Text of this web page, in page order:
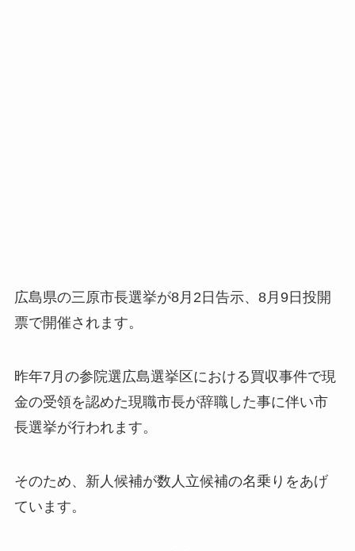
広島県の三原市長選挙が8月2日告示、8月9日投開
票で開催されます。
昨年7月の参院選広島選挙区における買収事件で現
金の受領を認めた現職市長が辞職した事に伴い市
長選挙が行われます。
そのため、新人候補が数人立候補の名乗りをあげ
ています。